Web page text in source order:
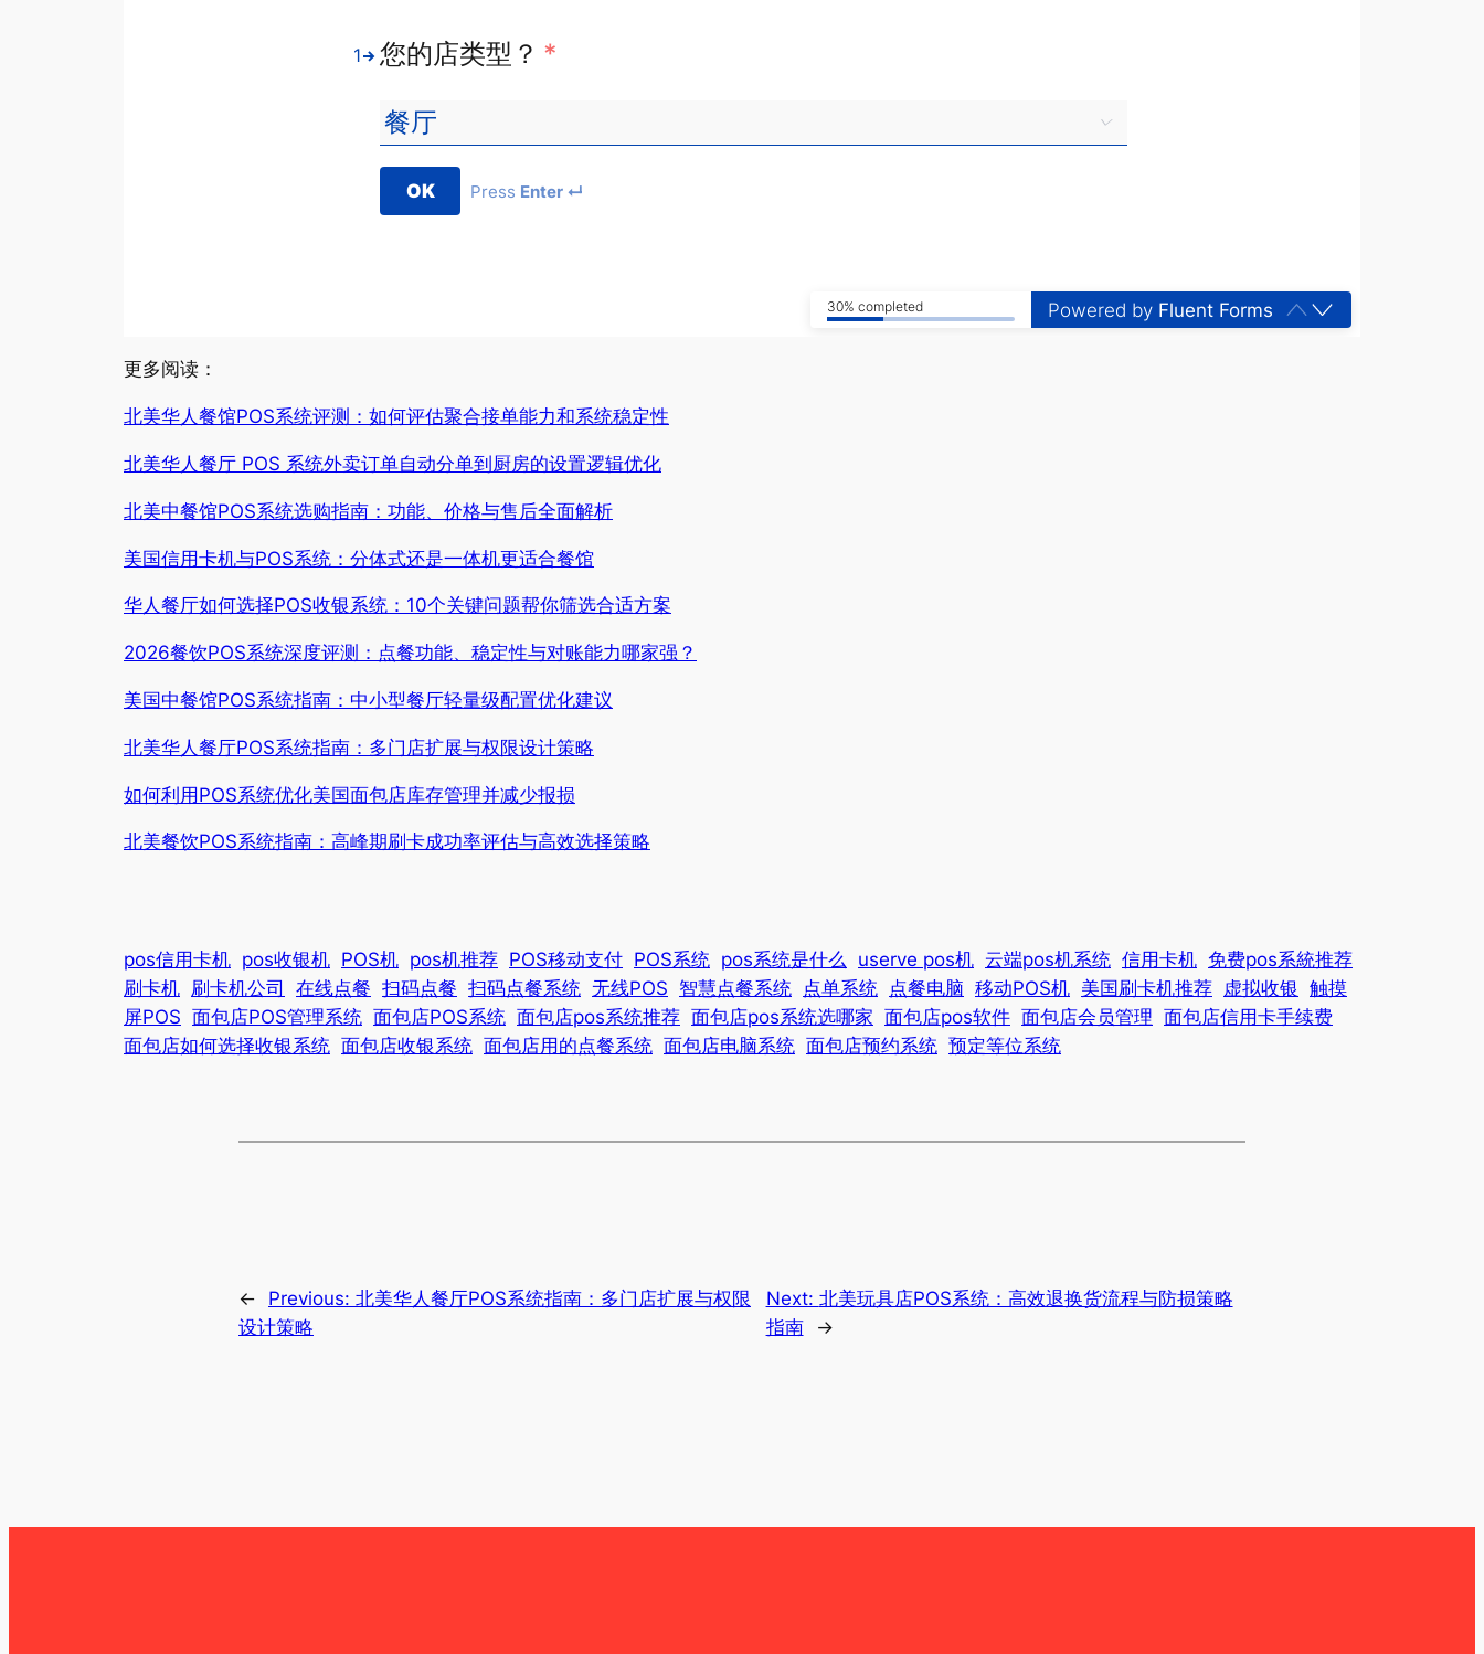
1 您的店类型？ *
OK Press Enter ↵
30% completed Powered by Fluent Forms
更多阅读：
北美华人餐馆POS系统评测：如何评估聚合接单能力和系统稳定性
北美华人餐厅 POS 系统外卖订单自动分单到厨房的设置逻辑优化
北美中餐馆POS系统选购指南：功能、价格与售后全面解析
美国信用卡机与POS系统：分体式还是一体机更适合餐馆
华人餐厅如何选择POS收银系统：10个关键问题帮你筛选合适方案
2026餐饮POS系统深度评测：点餐功能、稳定性与对账能力哪家强？
美国中餐馆POS系统指南：中小型餐厅轻量级配置优化建议
北美华人餐厅POS系统指南：多门店扩展与权限设计策略
如何利用POS系统优化美国面包店库存管理并减少报损
北美餐饮POS系统指南：高峰期刷卡成功率评估与高效选择策略
pos信用卡机 pos收银机 POS机 pos机推荐 POS移动支付 POS系统 pos系统是什么 userve pos机 云端pos机系统 信用卡机 免费pos系統推荐
刷卡机 刷卡机公司 在线点餐 扫码点餐 扫码点餐系统 无线POS 智慧点餐系统 点单系统 点餐电脑 移动POS机 美国刷卡机推荐 虚拟收银 触摸
屏POS 面包店POS管理系统 面包店POS系统 面包店pos系统推荐 面包店pos系统选哪家 面包店pos软件 面包店会员管理 面包店信用卡手续费
面包店如何选择收银系统 面包店收银系统 面包店用的点餐系统 面包店电脑系统 面包店预约系统 预定等位系统
← Previous: 北美华人餐厅POS系统指南：多门店扩展与权限
设计策略
Next: 北美玩具店POS系统：高效退换货流程与防损策略
指南
→